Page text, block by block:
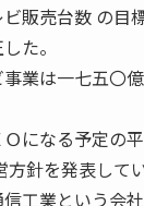
販売台数 の
た。
業は一七五〇
になる予定の
針を発表してい
工業という会社